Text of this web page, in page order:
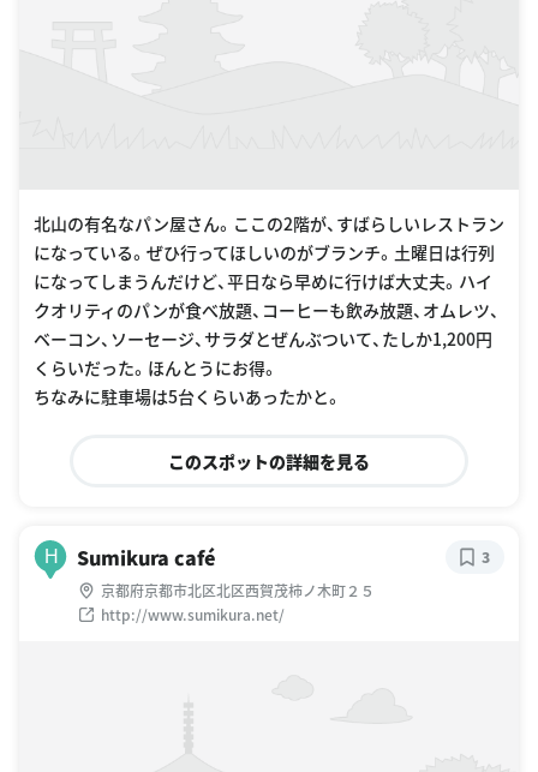
北山の有名なパン屋さん。ここの2階が、すばらしいレストラン
になっている。ぜひ行ってほしいのがブランチ。土曜日は行列
になってしまうんだけど、平日なら早めに行けば大丈夫。ハイ
クオリティのパンが食べ放題、コーヒーも飲み放題、オムレツ、
ベーコン、ソーセージ、サラダとぜんぶついて、たしか1,200円
くらいだった。ほんとうにお得。
ちなみに駐車場は5台くらいあったかと。
このスポットの詳細を見る
H Sumikura café
京都府京都市北区北区西賀茂柿ノ木町２５
http://www.sumikura.net/
3